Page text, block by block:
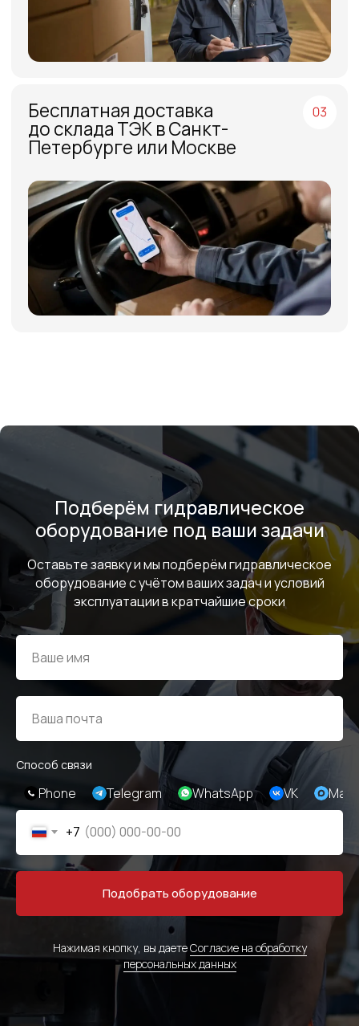
Подберём гидравлическое
оборудование под ваши задачи
Оставьте заявку и мы подберём гидравлическое
оборудование с учётом ваших задач и условий
эксплуатации в кратчайшие сроки
Способ связи
Phone Telegram WhatsApp VK Max
+7
Подобрать оборудование
Нажимая кнопку, вы даетеСогласие на обработку
персональных данных
МЕНЮ ЧАСЫ РАБОТЫ
МЕДИА
Пн - Пт, с 09:00 до 18:00
Каталог
Поддержка
Контакты
info@evrasiaes.ru
ОБРАТНАЯ СВЯЗЬ
+7
Я соглашаюсь с условиями и даю своё согласие
на обработку персональных данных
© Евразия Инжиниринг
Разработка сайта